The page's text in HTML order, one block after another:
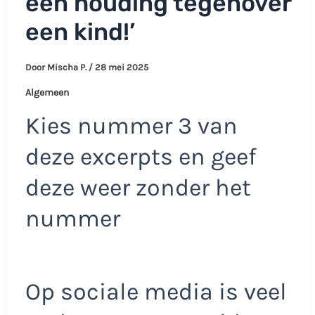
een kind!’
Door Mischa P. / 28 mei 2025
Algemeen
Kies nummer 3 van
deze excerpts en geef
deze weer zonder het
nummer
Op sociale media is veel